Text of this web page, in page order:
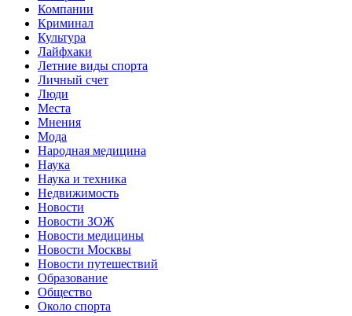
Компании
Криминал
Культура
Лайфхаки
Летние виды спорта
Личный счет
Люди
Места
Мнения
Мода
Народная медицина
Наука
Наука и техника
Недвижимость
Новости
Новости ЗОЖ
Новости медицины
Новости Москвы
Новости путешествий
Образование
Общество
Около спорта